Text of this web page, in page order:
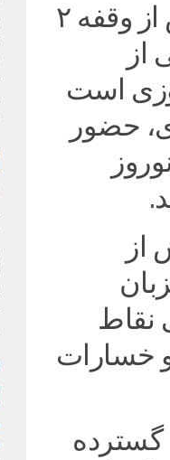
مشهد- ایرنا- مشهد و خراسان رضوی پس از وقفه ۲
از
است
حضور
نقاط
و خسارات
گسترده